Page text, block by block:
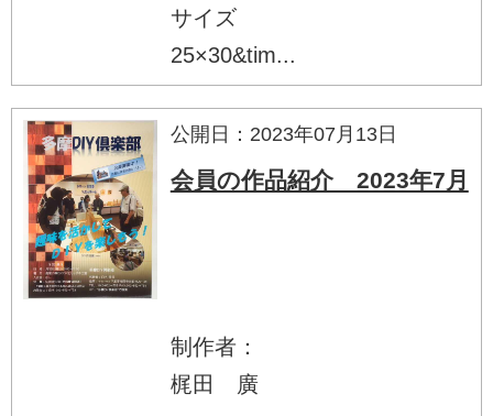
サイズ
25×30&tim...
公開日：2023年07月13日
会員の作品紹介 2023年7月
制作者：
梶田 廣